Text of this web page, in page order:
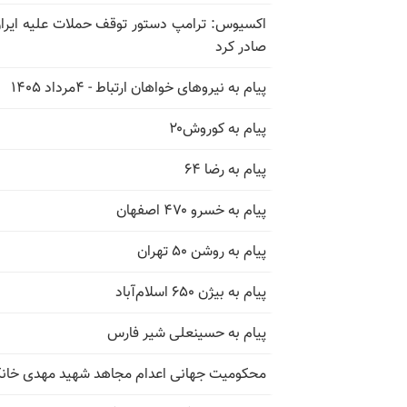
اکسیوس: ترامپ دستور توقف حملات علیه
صادر کرد
پیام به نیروهای خواهان ارتباط - ۴مرداد ۱۴۰۵
پیام به کوروش۲۰
پیام به رضا ۶۴
پیام به خسرو ۴۷۰ اصفهان
پیام به روشن ۵۰ تهران
پیام به بیژن ۶۵۰ اسلام‌آباد
پیام به حسینعلی شیر فارس
محکومیت جهانی اعدام مجاهد شهید مهدی